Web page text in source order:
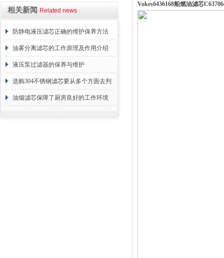
相关新闻 Related news
防静电液压滤芯正确的维护保养方法
油雾分离滤芯的工作原理及作用介绍
液压泵过滤器的保养与维护
选购304不锈钢滤芯要从多个方面去判
断
油烟滤芯保障了厨房良好的工作环境
Vokes6436168船燃油滤芯